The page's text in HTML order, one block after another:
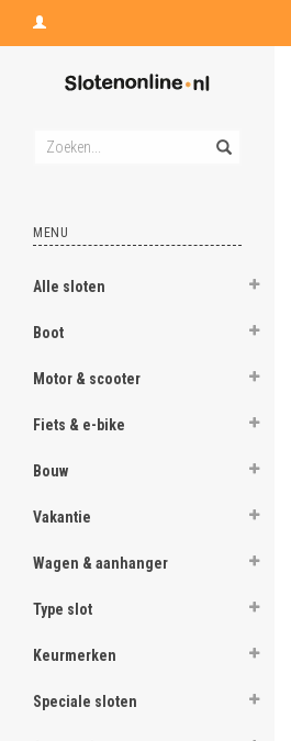
MENU
Alle sloten
Boot
Motor & scooter
Fiets & e-bike
Bouw
Vakantie
Wagen & aanhanger
Type slot
Keurmerken
Speciale sloten